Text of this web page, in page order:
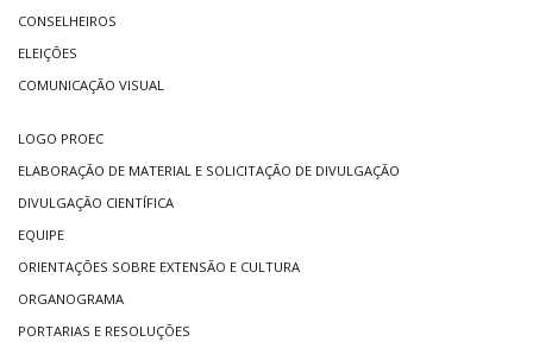
CONSELHEIROS
ELEIÇÕES
COMUNICAÇÃO VISUAL
LOGO PROEC
ELABORAÇÃO DE MATERIAL E SOLICITAÇÃO DE DIVULGAÇÃO
DIVULGAÇÃO CIENTÍFICA
EQUIPE
ORIENTAÇÕES SOBRE EXTENSÃO E CULTURA
ORGANOGRAMA
PORTARIAS E RESOLUÇÕES